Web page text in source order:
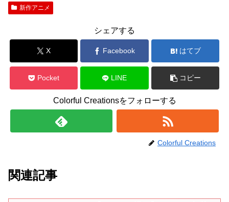
新作アニメ
シェアする
X Facebook はてブ
Pocket LINE コピー
Colorful Creationsをフォローする
Colorful Creations
関連記事